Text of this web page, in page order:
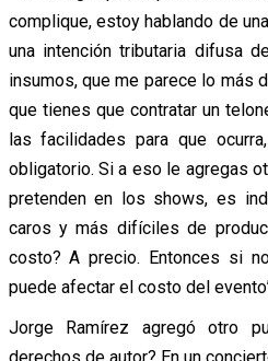
complique, estoy hablando de
una intención tributaria difusa
insumos, que me parece lo más
que tienes que contratar un
las facilidades para que
obligatorio. Si a eso le agregas
pretenden en los shows, es
caros y más difíciles de
costo? A precio. Entonces si
puede afectar el costo del
Jorge Ramírez agregó otro
derechos de autor? En un